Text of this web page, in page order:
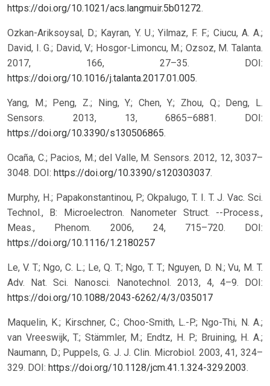
https://doi.org/10.1021/acs.langmuir.5b01272.
Ozkan-Ariksoysal, D.; Kayran, Y. U.; Yilmaz, F. F.; Ciucu, A. A.;
David, I. G.; David, V.; Hosgor-Limoncu, M.; Ozsoz, M. Talanta.
2017, 166, 27–35. DOI:
https://doi.org/10.1016/j.talanta.2017.01.005.
Yang, M.; Peng, Z.; Ning, Y.; Chen, Y.; Zhou, Q.; Deng, L.
Sensors. 2013, 13, 6865–6881. DOI:
https://doi.org/10.3390/s130506865.
Ocaña, C.; Pacios, M.; del Valle, M. Sensors. 2012, 12, 3037–
3048. DOI: https://doi.org/10.3390/s120303037.
Murphy, H.; Papakonstantinou, P.; Okpalugo, T. I. T. J. Vac. Sci.
Technol., B: Microelectron. Nanometer Struct. --Process.,
Meas., Phenom. 2006, 24, 715–720.
DOI:
https://doi.org/10.1116/1.2180257
Le, V. T.; Ngo, C. L.; Le, Q. T.; Ngo, T. T.; Nguyen, D. N.; Vu, M. T.
Adv. Nat. Sci. Nanosci. Nanotechnol. 2013, 4, 4–9.
DOI:
https://doi.org/10.1088/2043-6262/4/3/035017
Maquelin, K.; Kirschner, C.; Choo-Smith, L.-P.; Ngo-Thi, N. A.;
van Vreeswijk, T.; Stämmler, M.; Endtz, H. P.; Bruining, H. A.;
Naumann, D.; Puppels, G. J. J. Clin. Microbiol. 2003, 41, 324–
329. DOI: https://doi.org/10.1128/jcm.41.1.324-329.2003.